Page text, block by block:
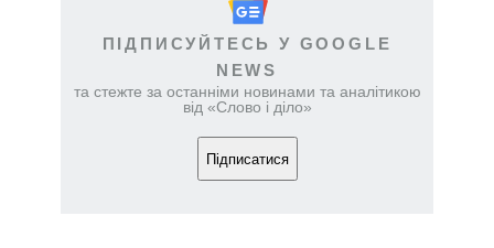
ПІДПИСУЙТЕСЬ У GOOGLE
NEWS
та стежте за останніми новинами та аналітикою
від «Слово і діло»
Підписатися